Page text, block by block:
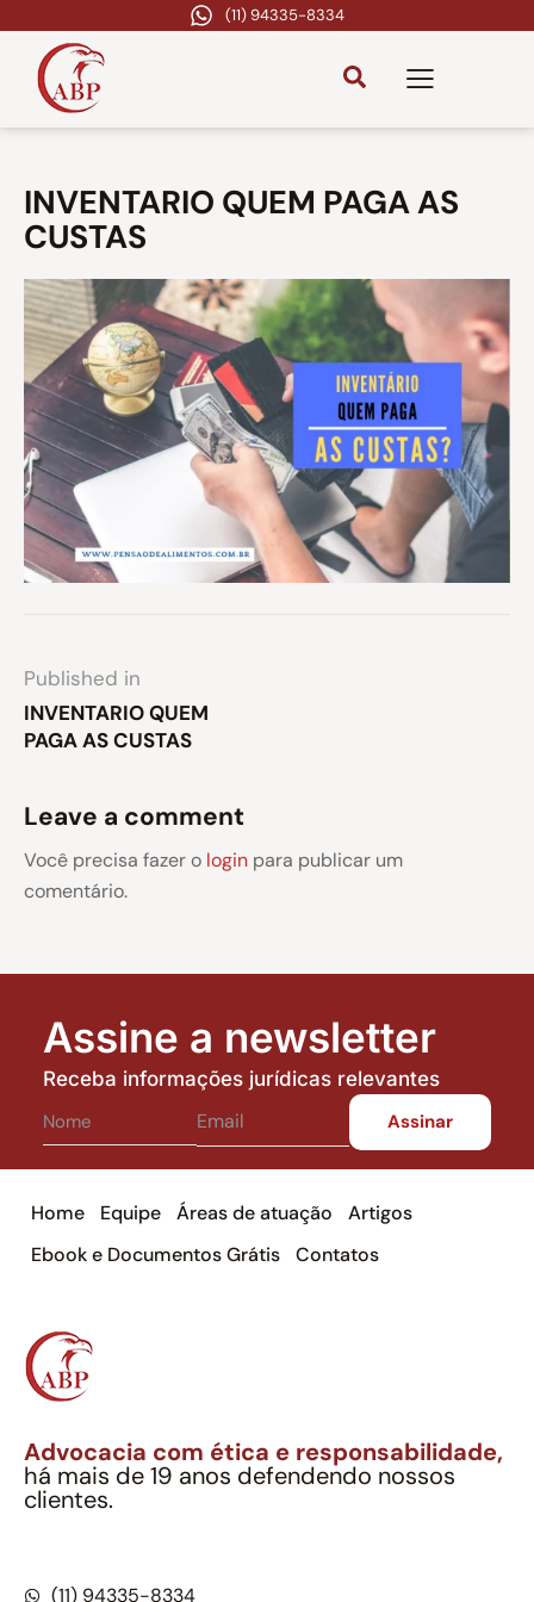
(11) 94335-8334
INVENTARIO QUEM PAGA AS
CUSTAS
Published in
INVENTARIO QUEM
PAGA AS CUSTAS
Leave a comment
Você precisa fazer o login para publicar um
comentário.
Assine a newsletter
Receba informações jurídicas relevantes
Home Equipe Áreas de atuação
Artigos
Ebook e Documentos Grátis
Contatos
Advocacia com ética e responsabilidade,
há mais de 19 anos defendendo nossos
clientes.
(11) 94335-8334